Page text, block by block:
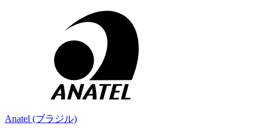
Anatel (ブラジル)